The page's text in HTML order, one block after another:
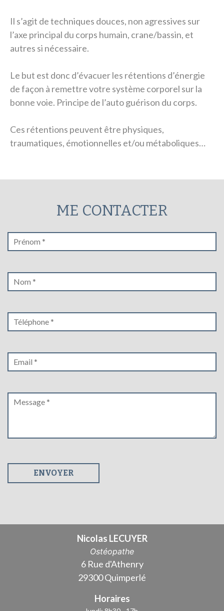
Il s’agit de techniques douces, non agressives sur
l’axe principal du corps humain, crane/bassin, et
autres si nécessaire.
Le but est donc d’évacuer les rétentions d’énergie
de façon à remettre votre système corporel sur la
bonne voie. Principe de l’auto guérison du corps.
Ces rétentions peuvent être physiques,
traumatiques, émotionnelles et/ou métaboliques…
ME CONTACTER
Nicolas LECUYER
Ostéopathe
6 Rue d'Athenry
29300 Quimperlé
Horaires